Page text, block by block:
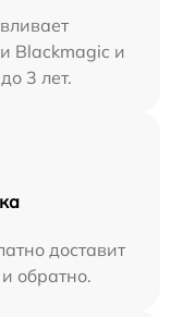
Blackmagic и
3 лет.
доставит
обратно.